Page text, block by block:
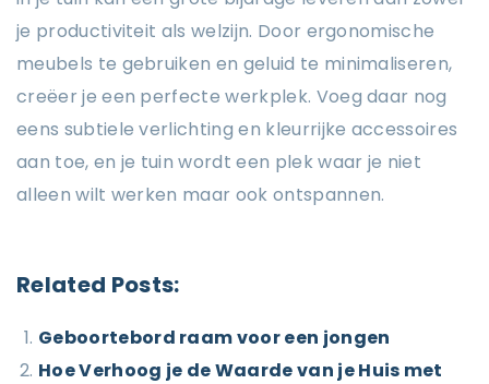
je productiviteit als welzijn. Door ergonomische
meubels te gebruiken en geluid te minimaliseren,
creëer je een perfecte werkplek. Voeg daar nog
eens subtiele verlichting en kleurrijke accessoires
aan toe, en je tuin wordt een plek waar je niet
alleen wilt werken maar ook ontspannen.
Related Posts:
Geboortebord raam voor een jongen
Hoe Verhoog je de Waarde van je Huis met